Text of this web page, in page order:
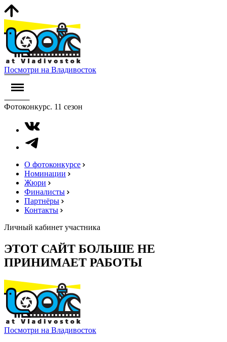
Посмотри на Владивосток
Фотоконкурс. 11 сезон
О фотоконкурсе
Номинации
Жюри
Финалисты
Партнёры
Контакты
Личный кабинет участника
ЭТОТ САЙТ БОЛЬШЕ НЕ
ПРИНИМАЕТ РАБОТЫ
Посмотри на Владивосток